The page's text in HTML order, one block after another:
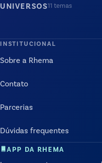
UNIVERSOS11 temas
INSTITUCIONAL
Sobre a Rhema
Contato
Parcerias
Dúvidas frequentes
APP DA RHEMA